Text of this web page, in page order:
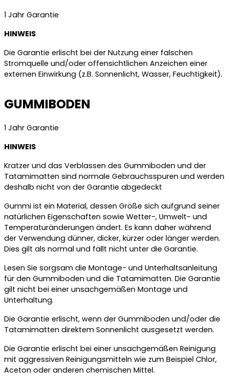
1 Jahr Garantie
HINWEIS
Die Garantie erlischt bei der Nutzung einer falschen
Stromquelle und/oder offensichtlichen Anzeichen einer
externen Einwirkung (z.B. Sonnenlicht, Wasser, Feuchtigkeit).
GUMMIBODEN
1 Jahr Garantie
HINWEIS
Kratzer und das Verblassen des Gummiboden und der
Tatamimatten sind normale Gebrauchsspuren und werden
deshalb nicht von der Garantie abgedeckt
Gummi ist ein Material, dessen Größe sich aufgrund seiner
natürlichen Eigenschaften sowie Wetter-, Umwelt- und
Temperaturänderungen ändert. Es kann daher während
der Verwendung dünner, dicker, kürzer oder länger werden.
Dies gilt als normal und fällt nicht unter die Garantie.
Lesen Sie sorgsam die Montage- und Unterhaltsanleitung
für den Gummiboden und die Tatamimatten. Die Garantie
gilt nicht bei einer unsachgemäßen Montage und
Unterhaltung.
Die Garantie erlischt, wenn der Gummiboden und/oder die
Tatamimatten direktem Sonnenlicht ausgesetzt werden.
Die Garantie erlischt bei einer unsachgemäßen Reinigung
mit aggressiven Reinigungsmitteln wie zum Beispiel Chlor,
Aceton oder anderen chemischen Mittel.